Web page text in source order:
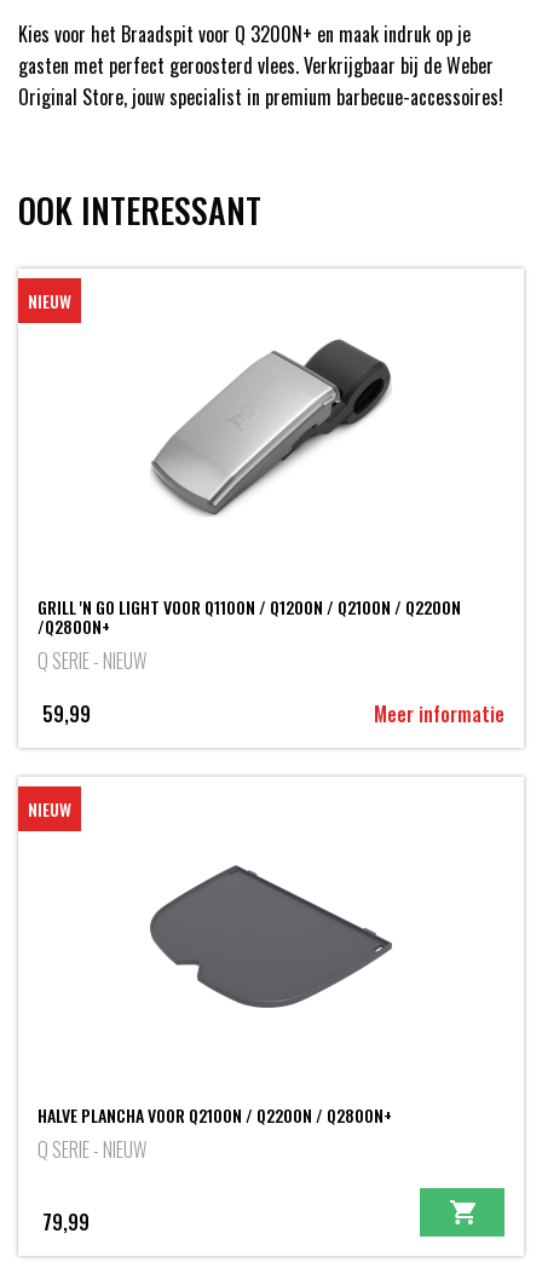
Kies voor het Braadspit voor Q 3200N+ en maak indruk op je
gasten met perfect geroosterd vlees. Verkrijgbaar bij de Weber
Original Store, jouw specialist in premium barbecue-accessoires!
OOK INTERESSANT
NIEUW
GRILL 'N GO LIGHT VOOR Q1100N / Q1200N / Q2100N / Q2200N
/Q2800N+
Q SERIE - NIEUW
59,99
Meer informatie
NIEUW
HALVE PLANCHA VOOR Q2100N / Q2200N / Q2800N+
Q SERIE - NIEUW
79,99